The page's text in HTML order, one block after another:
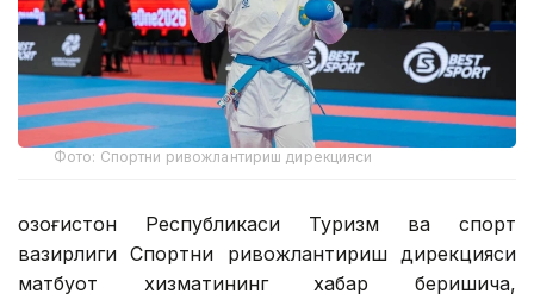
Фото: Спортни ривожлантириш дирекцияси
Қозоғистон Республикаси Туризм ва спорт
вазирлиги Спортни ривожлантириш дирекцияси
матбуот хизматининг хабар беришича,